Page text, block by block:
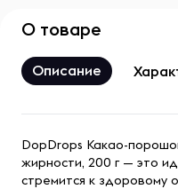
О товаре
Описание
DopDrops Какао-
жирности, 200 г — это
стремится к здоровому